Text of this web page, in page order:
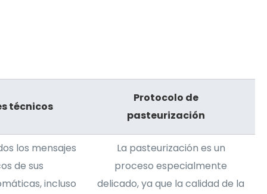
técnicos
Protocolo de
pasteurización
los mensajes
de sus
incluso
La pasteurización es un
proceso especialmente
delicado, ya que la calidad de la